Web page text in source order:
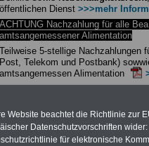
öffentlichen Dienst >>>mehr
ACHTUNG Nachzahlung für alle
amtsangemessener Alimentation
Teilweise 5-stellige Nachzahlungen
Post, Telekom und Postbank)
amtsangemessen Alimentation
Website beachtet die Richtlinie zur
Datenschutzvorschriften
für elektronische